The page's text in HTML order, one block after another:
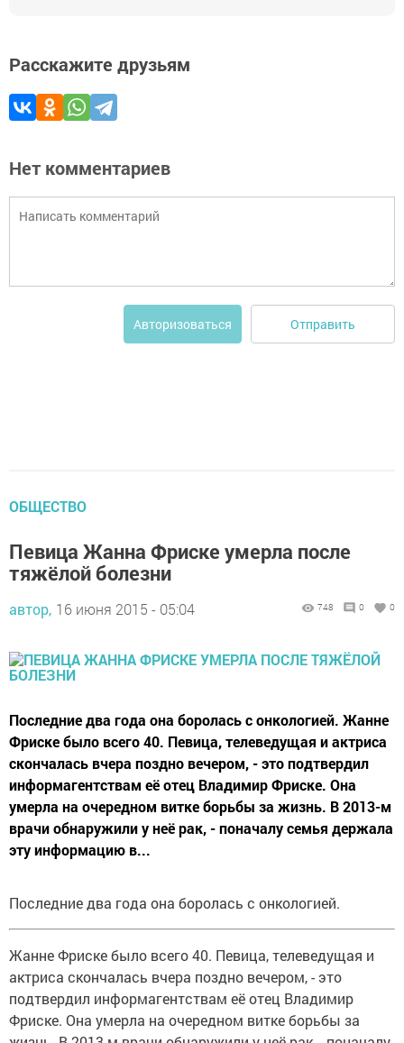
Расскажите друзьям
Нет комментариев
Авторизоваться Отправить
ОБЩЕСТВО
Певица Жанна Фриске умерла после
тяжёлой болезни
автор, 16 июня 2015 - 05:04 748 0 0
Последние два года она боролась с онкологией. Жанне
Фриске было всего 40. Певица, телеведущая и актриса
скончалась вчера поздно вечером, - это подтвердил
информагентствам её отец Владимир Фриске. Она
умерла на очередном витке борьбы за жизнь. В 2013-м
врачи обнаружили у неё рак, - поначалу семья держала
эту информацию в...
Последние два года она боролась с онкологией.
Жанне Фриске было всего 40. Певица, телеведущая и
актриса скончалась вчера поздно вечером, - это
подтвердил информагентствам её отец Владимир
Фриске. Она умерла на очередном витке борьбы за